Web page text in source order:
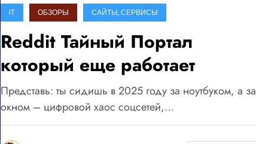
IT ОБЗОРЫ САЙТЫ, СЕРВИСЫ
Reddit Тайный Портал
который еще работает
Представь: ты сидишь в 2025 году за ноутбуком, а за
окном – цифровой хаос соцсетей,…